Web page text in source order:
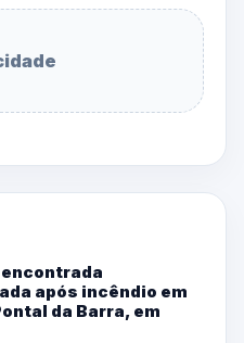
após incêndio em
da Barra, em